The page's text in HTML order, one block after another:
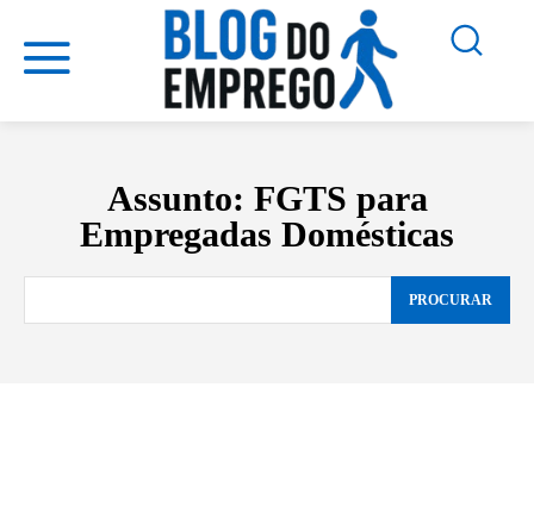
Assunto: FGTS para
Empregadas Domésticas
PROCURAR